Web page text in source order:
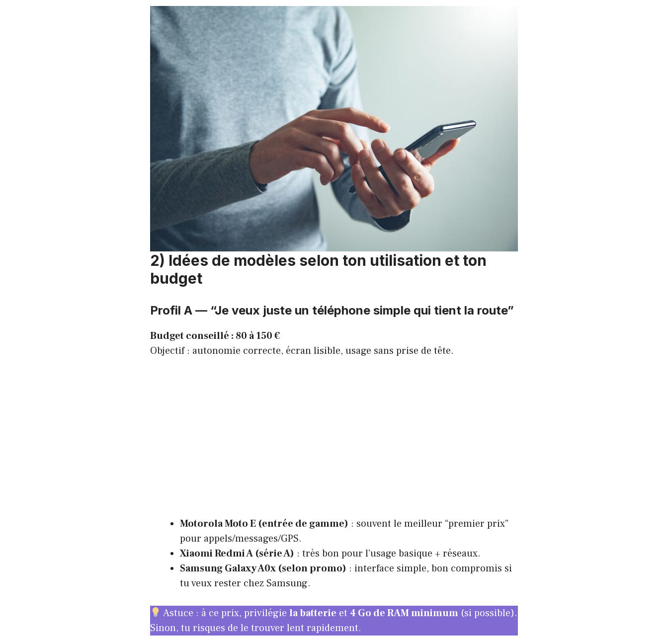
2) Idées de modèles selon ton utilisation et ton
budget
Profil A — “Je veux juste un téléphone simple qui tient la route”
Budget conseillé : 80 à 150 €
Objectif : autonomie correcte, écran lisible, usage sans prise de tête.
Motorola Moto E (entrée de gamme) : souvent le meilleur “premier prix”
pour appels/messages/GPS.
Xiaomi Redmi A (série A) : très bon pour l’usage basique + réseaux.
Samsung Galaxy A0x (selon promo) : interface simple, bon compromis si
tu veux rester chez Samsung.
Astuce : à ce prix, privilégie la batterie et 4 Go de RAM minimum(si possible).
Sinon, tu risques de le trouver lent rapidement.